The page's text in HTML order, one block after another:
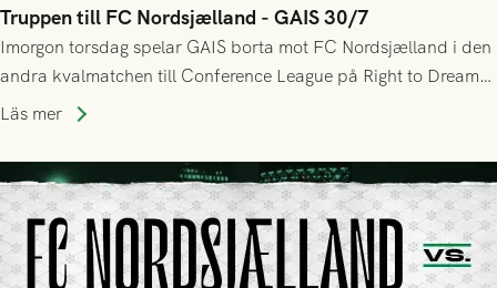
Truppen till FC Nordsjælland - GAIS 30/7
Imorgon torsdag spelar GAIS borta mot FC Nordsjælland i den
andra kvalmatchen till Conference League på Right to Dream
Park! Fredrik Holmberg och ledarstaben har tagit ut följande
Läs mer